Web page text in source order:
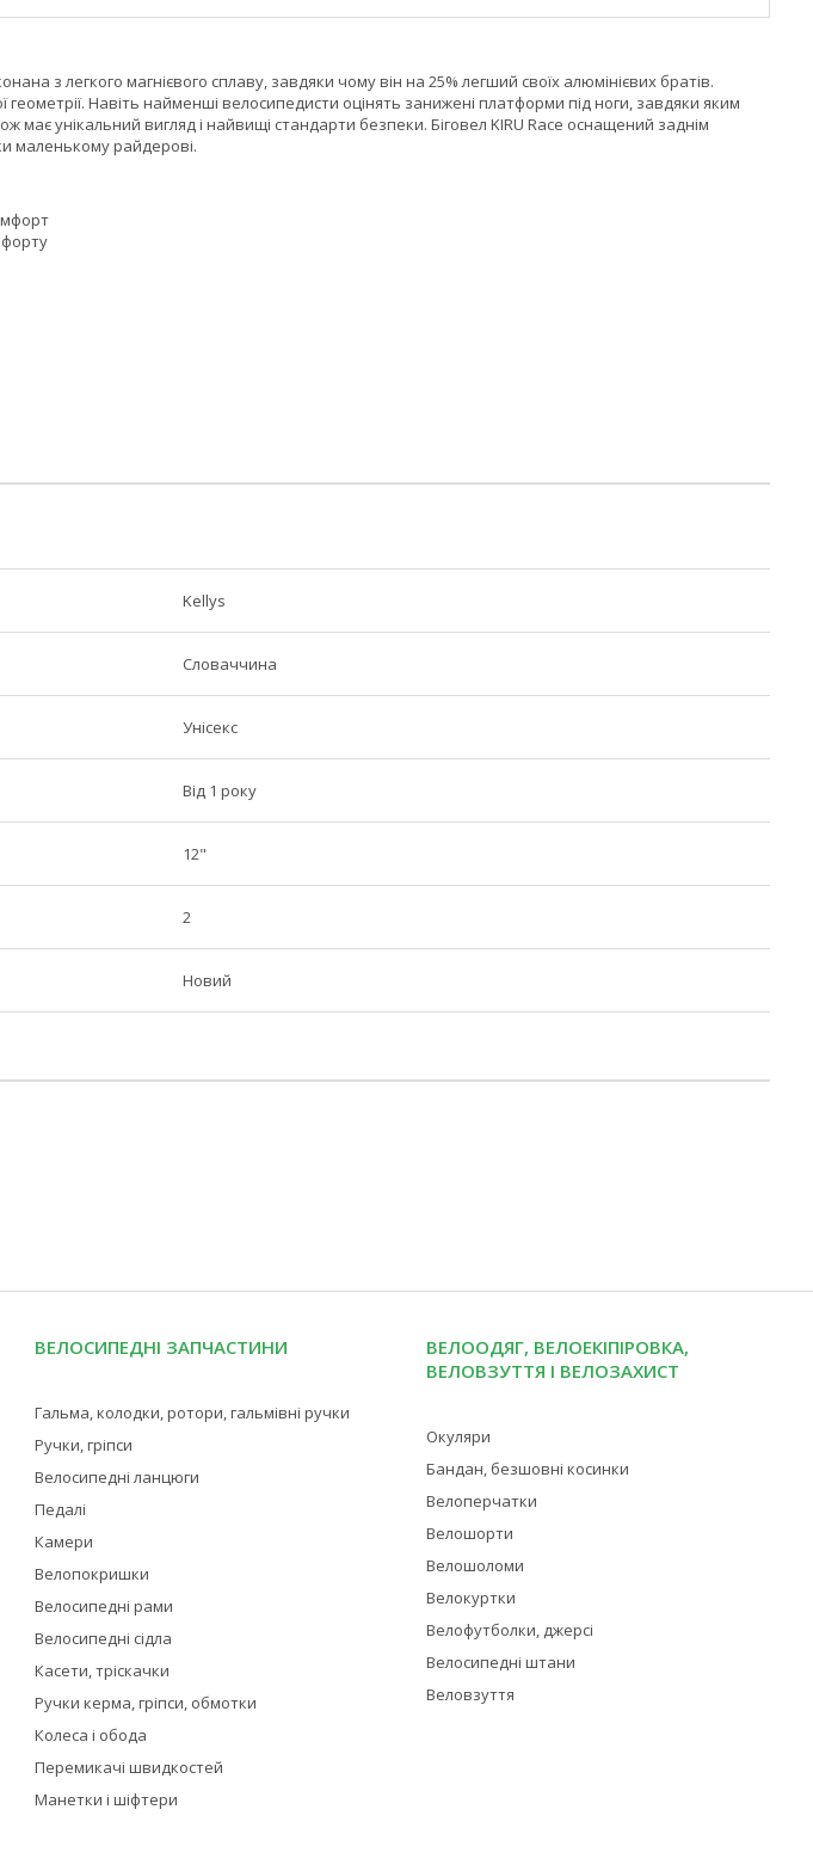
з легкого магнієвого сплаву, завдяки чому він на 25% легший своїх алюмінієвих братів.
геометрії. Навіть найменші велосипедисти оцінять занижені платформи під ноги, завдяки яким
має унікальний вигляд і найвищі стандарти безпеки. Біговел KIRU Race оснащений заднім
маленькому райдерові.
Kellys
Словаччина
Унісекс
Від 1 року
12"
2
Новий
ВЕЛОСИПЕДНІ ЗАПЧАСТИНИ
Гальма, колодки, ротори, гальмівні ручки
Ручки, гріпси
Велосипедні ланцюги
Педалі
Камери
Велопокришки
Велосипедні рами
Велосипедні сідла
Касети, тріскачки
Ручки керма, гріпси, обмотки
Колеса і обода
Перемикачі швидкостей
Манетки і шіфтери
ВЕЛООДЯГ, ВЕЛОЕКІПІРОВКА,
ВЕЛОВЗУТТЯ І ВЕЛОЗАХИСТ
Окуляри
Бандан, безшовні косинки
Велоперчатки
Велошорти
Велошоломи
Велокуртки
Велофутболки, джерсі
Велосипедні штани
Веловзуття